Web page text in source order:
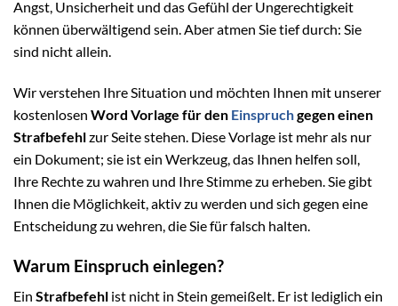
Angst, Unsicherheit und das Gefühl der Ungerechtigkeit
können überwältigend sein. Aber atmen Sie tief durch: Sie
sind nicht allein.
Wir verstehen Ihre Situation und möchten Ihnen mit unserer
kostenlosen Word Vorlage für den Einspruchgegen einen
Strafbefehlzur Seite stehen. Diese Vorlage ist mehr als nur
ein Dokument; sie ist ein Werkzeug, das Ihnen helfen soll,
Ihre Rechte zu wahren und Ihre Stimme zu erheben. Sie gibt
Ihnen die Möglichkeit, aktiv zu werden und sich gegen eine
Entscheidung zu wehren, die Sie für falsch halten.
Warum Einspruch einlegen?
Ein Strafbefehl ist nicht in Stein gemeißelt. Er ist lediglich ein